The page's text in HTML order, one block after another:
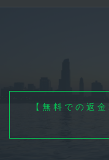
へ
【無料での返